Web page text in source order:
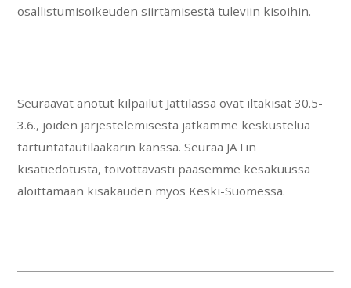
osallistumisoikeuden siirtämisestä tuleviin kisoihin.
Seuraavat anotut kilpailut Jattilassa ovat iltakisat 30.5-
3.6., joiden järjestelemisestä jatkamme keskustelua
tartuntatautilääkärin kanssa. Seuraa JATin
kisatiedotusta, toivottavasti pääsemme kesäkuussa
aloittamaan kisakauden myös Keski-Suomessa.